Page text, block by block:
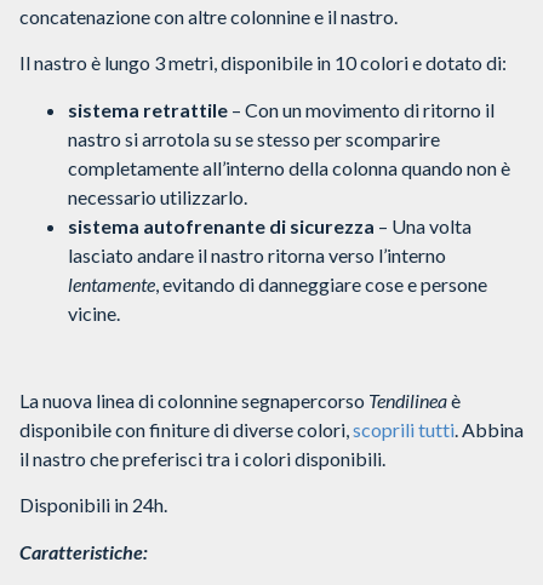
concatenazione con altre colonnine e il nastro.
Il nastro è lungo 3 metri, disponibile in 10 colori e dotato di:
sistema retrattile – Con un movimento di ritorno il
nastro si arrotola su se stesso per scomparire
completamente all’interno della colonna quando non è
necessario utilizzarlo.
sistema autofrenante di sicurezza – Una volta
lasciato andare il nastro ritorna verso l’interno
lentamente , evitando di danneggiare cose e persone
vicine.
La nuova linea di colonnine segnapercorso Tendilineaè
disponibile con finiture di diverse colori,scoprili tutti. Abbina
il nastro che preferisci tra i colori disponibili.
Disponibili in 24h.
Caratteristiche: